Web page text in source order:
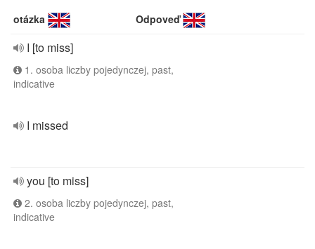
otázka Odpoveď
I [to miss]
1. osoba liczby pojedynczej, past,
indicative
I missed
you [to miss]
2. osoba liczby pojedynczej, past,
indicative